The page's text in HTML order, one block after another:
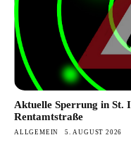
Aktuelle Sperrung in St.
Rentamtstraße
ALLGEMEIN 5. AUGUST 2026